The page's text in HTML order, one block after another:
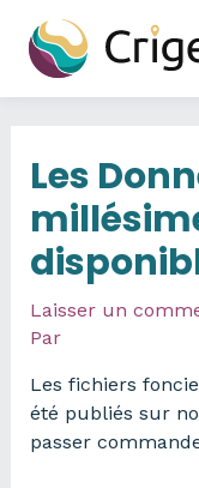
contenu
Les
Laisser un
Par
Les fichiers
été publiés sur
passer